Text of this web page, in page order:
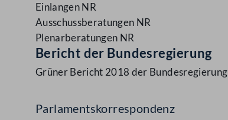
Einlangen NR
Ausschussberatungen NR
Plenarberatungen NR
Bericht der Bundesregierung
Grüner Bericht 2018 der Bundesregierung
Parlamentskorrespondenz